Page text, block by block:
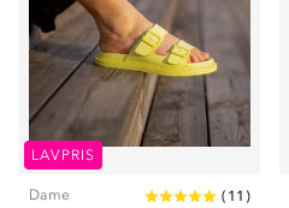
LAVPRIS
Dame ( 11 )